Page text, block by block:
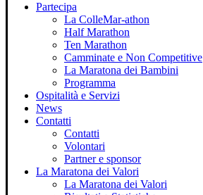
Partecipa
La ColleMar-athon
Half Marathon
Ten Marathon
Camminate e Non Competitive
La Maratona dei Bambini
Programma
Ospitalità e Servizi
News
Contatti
Contatti
Volontari
Partner e sponsor
La Maratona dei Valori
La Maratona dei Valori